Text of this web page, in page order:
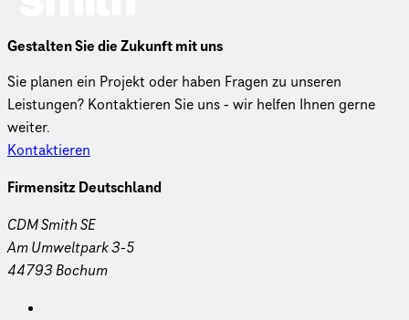
Gestalten Sie die Zukunft mit uns
Sie planen ein Projekt oder haben Fragen zu unseren
Leistungen? Kontaktieren Sie uns - wir helfen Ihnen gerne
weiter.
Kontaktieren
Firmensitz Deutschland
CDM Smith SE
Am Umweltpark 3-5
44793 Bochum